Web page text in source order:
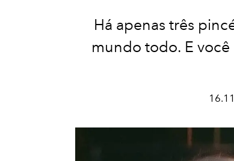
Há apenas três
mundo todo. E